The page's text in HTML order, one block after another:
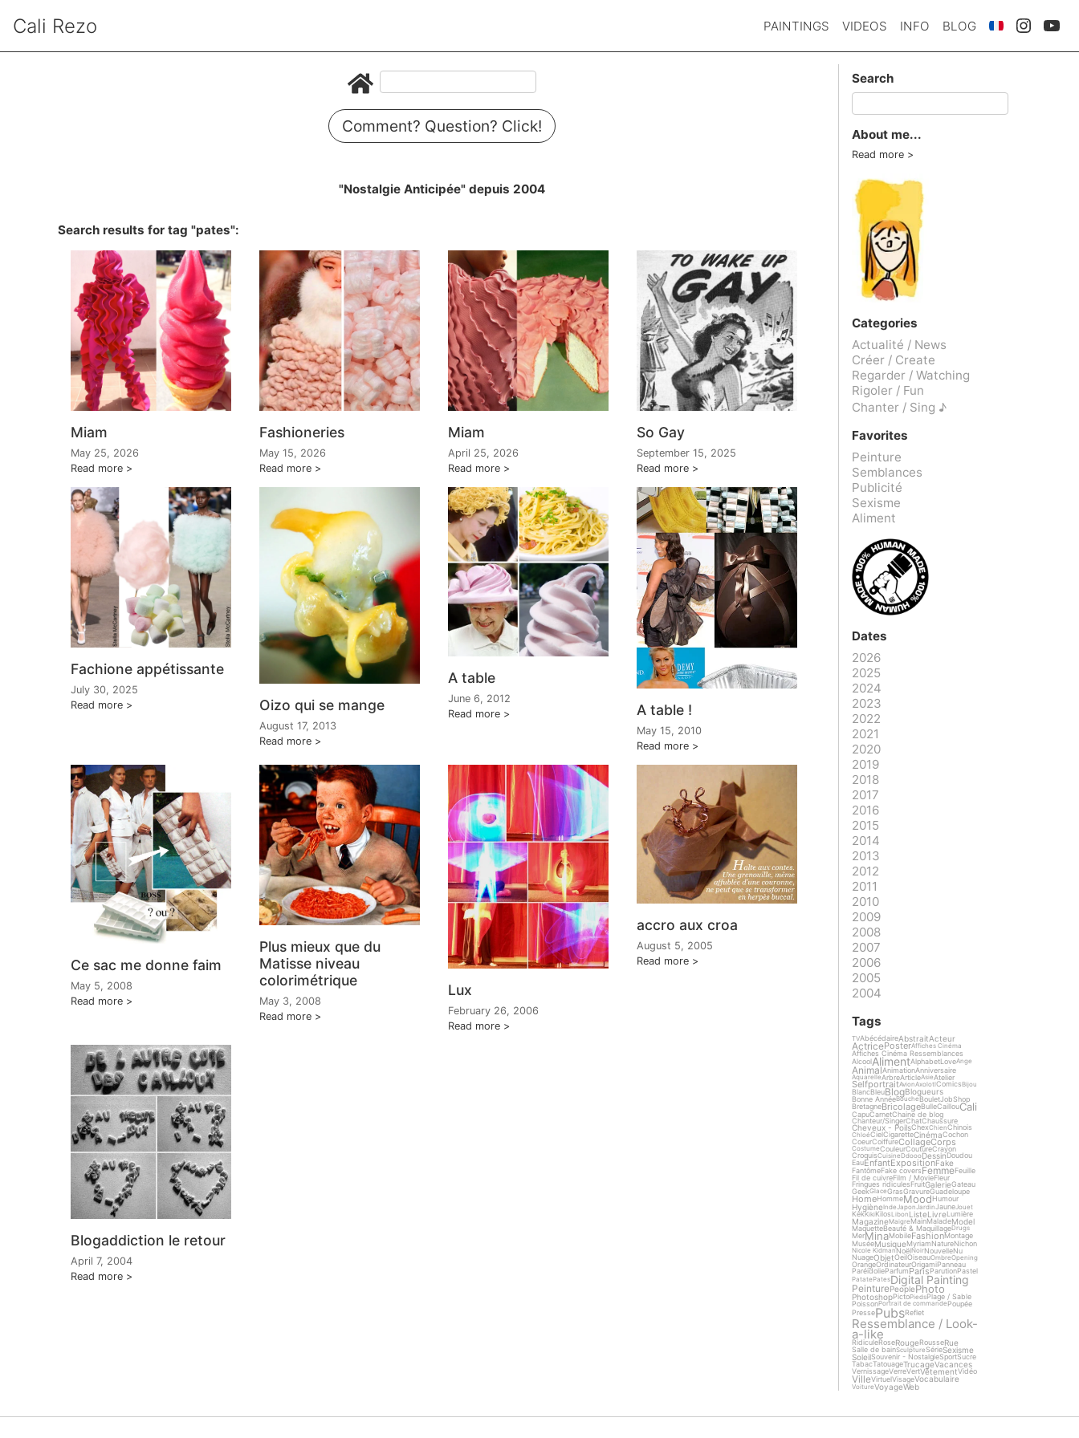
Cali Rezo PAINTINGS VIDEOS INFO BLOG
Comment? Question? Click!
"Nostalgie Anticipée" depuis 2004
Search results for tag "pates":
Miam
May 25, 2026
Read more
Fashioneries
May 15, 2026
Read more
Miam
April 25, 2026
Read more
So Gay
September 15, 2025
Read more
Fachione appétissante
July 30, 2025
Read more
Oizo qui se mange
August 17, 2013
Read more
A table
June 6, 2012
Read more
A table !
May 15, 2010
Read more
Ce sac me donne faim
May 5, 2008
Read more
Plus mieux que du
Matisse niveau
colorimétrique
May 3, 2008
Read more
Lux
February 26, 2006
Read more
accro aux croa
August 5, 2005
Read more
Blogaddiction le retour
April 7, 2004
Read more
Search
About me...
Read more
Categories
Actualité / News
Créer / Create
Regarder / Watching
Rigoler / Fun
Chanter / Sing ♪
Favorites
Peinture
Semblances
Publicité
Sexisme
Aliment
Dates
2026
2025
2024
2023
2022
2021
2020
2019
2018
2017
2016
2015
2014
2013
2012
2011
2010
2009
2008
2007
2006
2005
2004
Tags
TVAbécédaireAbstraitActeur
ActricePosterAffiches Cinéma
Affiches Cinéma Ressemblances
AlcoolAlimentAlphabetLoveAnge
AnimalAnimationAnniversaire
AquarelleArbreArticleAsieAtelier
SelfportraitAvionAxolotlComicsBijou
BlancBleuBlogBlogueurs
Bonne AnnéeBoucheBouletJobShop
BretagneBricolageBulleCaillouCali
CapuCarnetChaine de blog
Chanteur/SingerChatChaussure
Cheveux - PoilsChexChienChinois
ChloéCielCigaretteCinémaCochon
CoeurCoiffureCollageCorps
CostumeCouleurCoutureCrayon
CroquisCuisineDdoooDessinDoudou
EauEnfantExpositionFake
FantômeFake coversFemmeFeuille
Fil de cuivreFilm / MovieFleur
Fringues ridiculesFruitGalerieGateau
GeekGlaceGrasGravureGuadeloupe
HomeHommeMoodHumour
HygièneInde Japon JardinJaune Jouet
KekKikiKilosLibon ListeLivreLumière
MagazineMaigre MainMaladeModel
MaquetteBeauté & MaquillageDrugs
MerMinaMobileFashionMontage
MuséeMusiqueMyriamNatureNichon
Nicole KidmanNoëlNoirNouvelleNu
NuageObjetOeilOiseauOmbreOpening
OrangeOrdinateurOrigamiPanneau
ParéidolieParfumParisParutionPastel
PatatePatesDigital Painting
PeinturePeoplePhoto
PhotoshopPictoPiedsPlage / Sable
PoissonPortrait de commande Poupée
PressePubsReflet
Ressemblance / Look-
a-like
RidiculeRoseRougeRousseRue
Salle de bainSculptureSérieSexisme
SoleilSouvenir - NostalgieSportSucre
TabacTatouageTrucageVacances
VernissageVerreVertVêtementVidéo
VilleVirtuelVisageVocabulaire
VoitureVoyageWeb